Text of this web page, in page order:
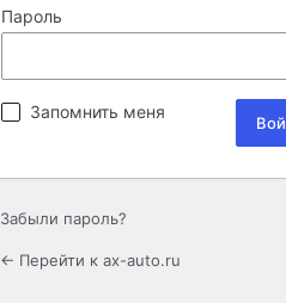
Пароль
Запомнить меня
Забыли пароль?
← Перейти к ax-auto.ru